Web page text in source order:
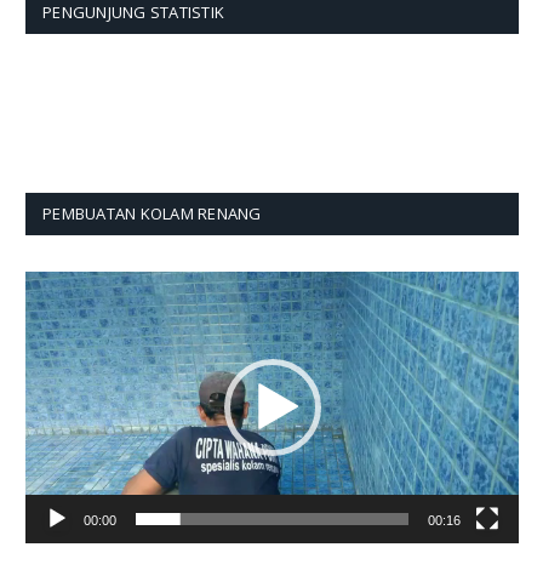
PENGUNJUNG STATISTIK
PEMBUATAN KOLAM RENANG
Pemutar
Video
00:00 00:16